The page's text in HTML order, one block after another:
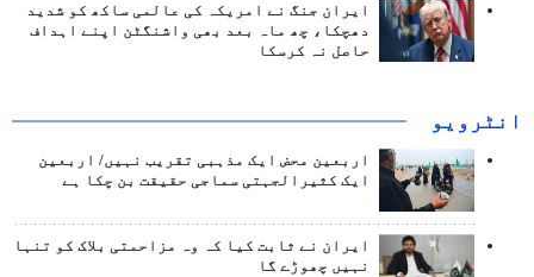
ایران جنگ نے امریکہ کی عالمی ساکھ کو شدید
دھچکا، چھ ماہ بعد بھی واشنگٹن اپنے اہداف
حاصل نہ کرسکا
انٹرويو
اربعین محض ایک مذہبی تقریب نہیں/ اربعین
ایک کثیرالجہتی سماجی حقیقت بن چکا ہے
ایران نے ثابت کیا کہ وہ مزاحمتی بلاک کو تنہا
نہیں چھوڑے گا